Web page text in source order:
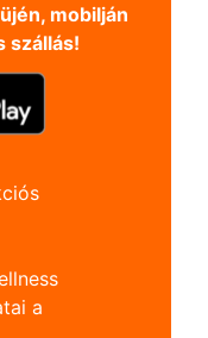
mobilján
szállás!
a